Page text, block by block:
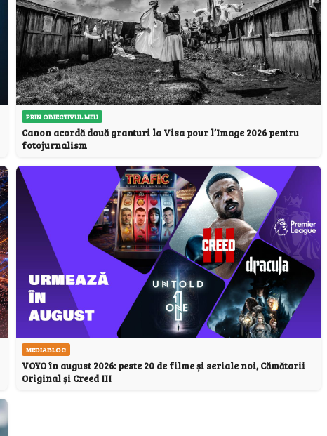
PRIN OBIECTIVUL MEU
Canon acordă două granturi la Visa pour l’Image 2026 pentru
fotojurnalism
MEDIABLOG
VOYO în august 2026: peste 20 de filme și seriale noi, Cămătarii
Original și Creed III